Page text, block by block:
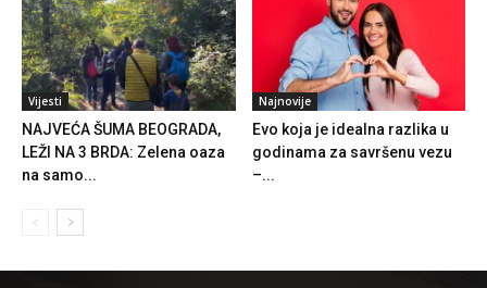
Vijesti
NAJVEĆA ŠUMA BEOGRADA,
LEŽI NA 3 BRDA: Zelena oaza
na samo...
Najnovije
Evo koja je idealna razlika u
godinama za savršenu vezu
–...